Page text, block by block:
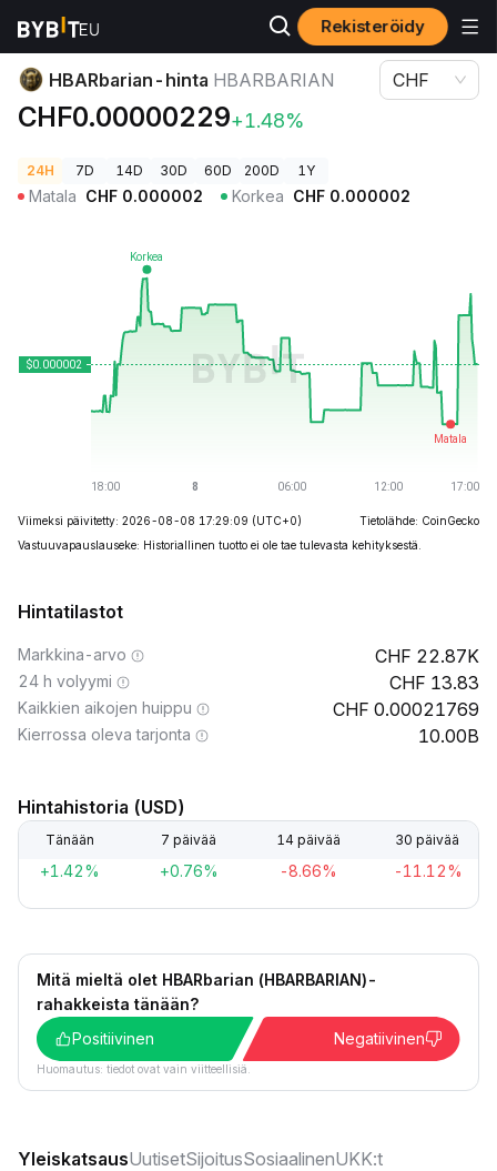
Rekisteröidy
Kryptohinnat HBARbarian-hinta HBARBARIAN
HBARbarian-hinta HBARBARIAN
CHF0.00000229+1.48%
CHF
24H 7D 14D 30D 60D 200D 1Y
Matala CHF 0.000002 Korkea CHF 0.000002
Viimeksi päivitetty: 2026-08-08 17:29:09 (UTC+0)
Tietolähde: CoinGecko
Vastuuvapauslauseke: Historiallinen tuotto ei ole tae tulevasta kehityksestä.
Hintatilastot
Markkina-arvo 22.87K
24 h volyymi 13.83
Kaikkien aikojen huippu 0.00021769
Kierrossa oleva tarjonta 10.00B
Hintahistoria (USD)
Tänään 7 päivää 14 päivää 30 päivää
+1.42% +0.76% -8.66% -11.12%
Mitä mieltä olet HBARbarian (HBARBARIAN)-
rahakkeista tänään?
Positiivinen
Negatiivinen
Huomautus: tiedot ovat vain viitteellisiä.
YleiskatsausUutisetSijoitusSosiaalinenUKK:t